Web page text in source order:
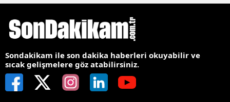
Sondakikam ile son dakika haberleri okuyabilir ve
sıcak gelişmelere göz atabilirsiniz.